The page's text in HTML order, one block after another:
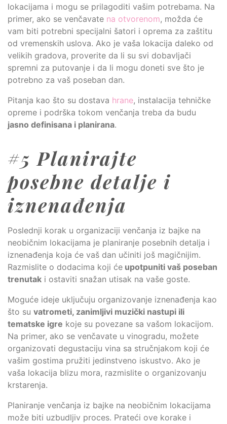
lokacijama i mogu se prilagoditi vašim potrebama. Na
primer, ako se venčavate na otvorenom, možda će
vam biti potrebni specijalni šatori i oprema za zaštitu
od vremenskih uslova. Ako je vaša lokacija daleko od
velikih gradova, proverite da li su svi dobavljači
spremni za putovanje i da li mogu doneti sve što je
potrebno za vaš poseban dan.
Pitanja kao što su dostava hrane, instalacija tehničke
opreme i podrška tokom venčanja treba da budu
jasno definisana i planirana.
#5 Planirajte
posebne detalje i
iznenađenja
Poslednji korak u organizaciji venčanja iz bajke na
neobičnim lokacijama je planiranje posebnih detalja i
iznenađenja koja će vaš dan učiniti još magičnijim.
Razmislite o dodacima koji će upotpuniti vaš poseban
trenutak i ostaviti snažan utisak na vaše goste.
Moguće ideje uključuju organizovanje iznenađenja kao
što su vatrometi, zanimljivi muzički nastupi ili
tematske igre koje su povezane sa vašom lokacijom.
Na primer, ako se venčavate u vinogradu, možete
organizovati degustaciju vina sa stručnjakom koji će
vašim gostima pružiti jedinstveno iskustvo. Ako je
vaša lokacija blizu mora, razmislite o organizovanju
krstarenja.
Planiranje venčanja iz bajke na neobičnim lokacijama
može biti uzbudljiv proces. Prateći ove korake i